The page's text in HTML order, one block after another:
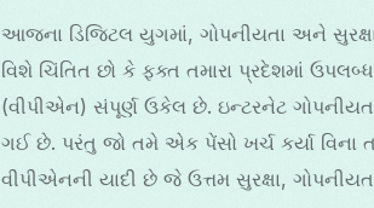
આજના ડિજિટલ યુગમાં, ગોપનીયતા અને
વિશે ચિંતિત છો કે ફક્ત તમારા પ્રદેશમાં
(વીપીએન) સંપૂર્ણ ઉકેલ છે. ઇન્ટરનેટ
ગઈ છે. પરંતુ જો તમે એક પેંસો ખર્ચ કર્યા વિના
વીપીએનની યાદી છે જે ઉત્તમ સુરક્ષા,